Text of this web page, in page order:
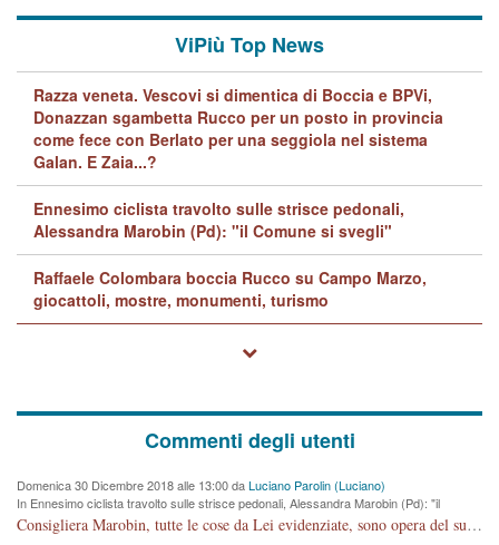
ViPiù Top News
Razza veneta. Vescovi si dimentica di Boccia e BPVi,
Donazzan sgambetta Rucco per un posto in provincia
come fece con Berlato per una seggiola nel sistema
Galan. E Zaia...?
Ennesimo ciclista travolto sulle strisce pedonali,
Alessandra Marobin (Pd): "il Comune si svegli"
Raffaele Colombara boccia Rucco su Campo Marzo,
giocattoli, mostre, monumenti, turismo
Commenti degli utenti
Domenica 30 Dicembre 2018 alle 13:00 daLuciano Parolin (Luciano)
In Ennesimo ciclista travolto sulle strisce pedonali, Alessandra Marobin (Pd): "il
Comune si svegli"
Consigliera Marobin, tutte le cose da Lei evidenziate, sono opera del suo ex Assessore e compagno di Partito Antonio Marco Dalla Pozza Assessore alla "progettazione" di piste ciclabili e altre porcherie. A lui manderei il conto da saldare per incidenti e danni alle persone. E' ora che "finiamola." Avete perso rassegnatevi. qui IL SINDACO RUCCO NON C'ENTRA PER NIENTE. CAPITO!!!!!!!! Amen.